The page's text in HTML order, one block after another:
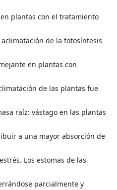
plantas con el tratamiento
de la fotosíntesis
en plantas con
de las plantas fue
raíz: vástago en las plantas
a una mayor absorción de
Los estomas de las
parcialmente y